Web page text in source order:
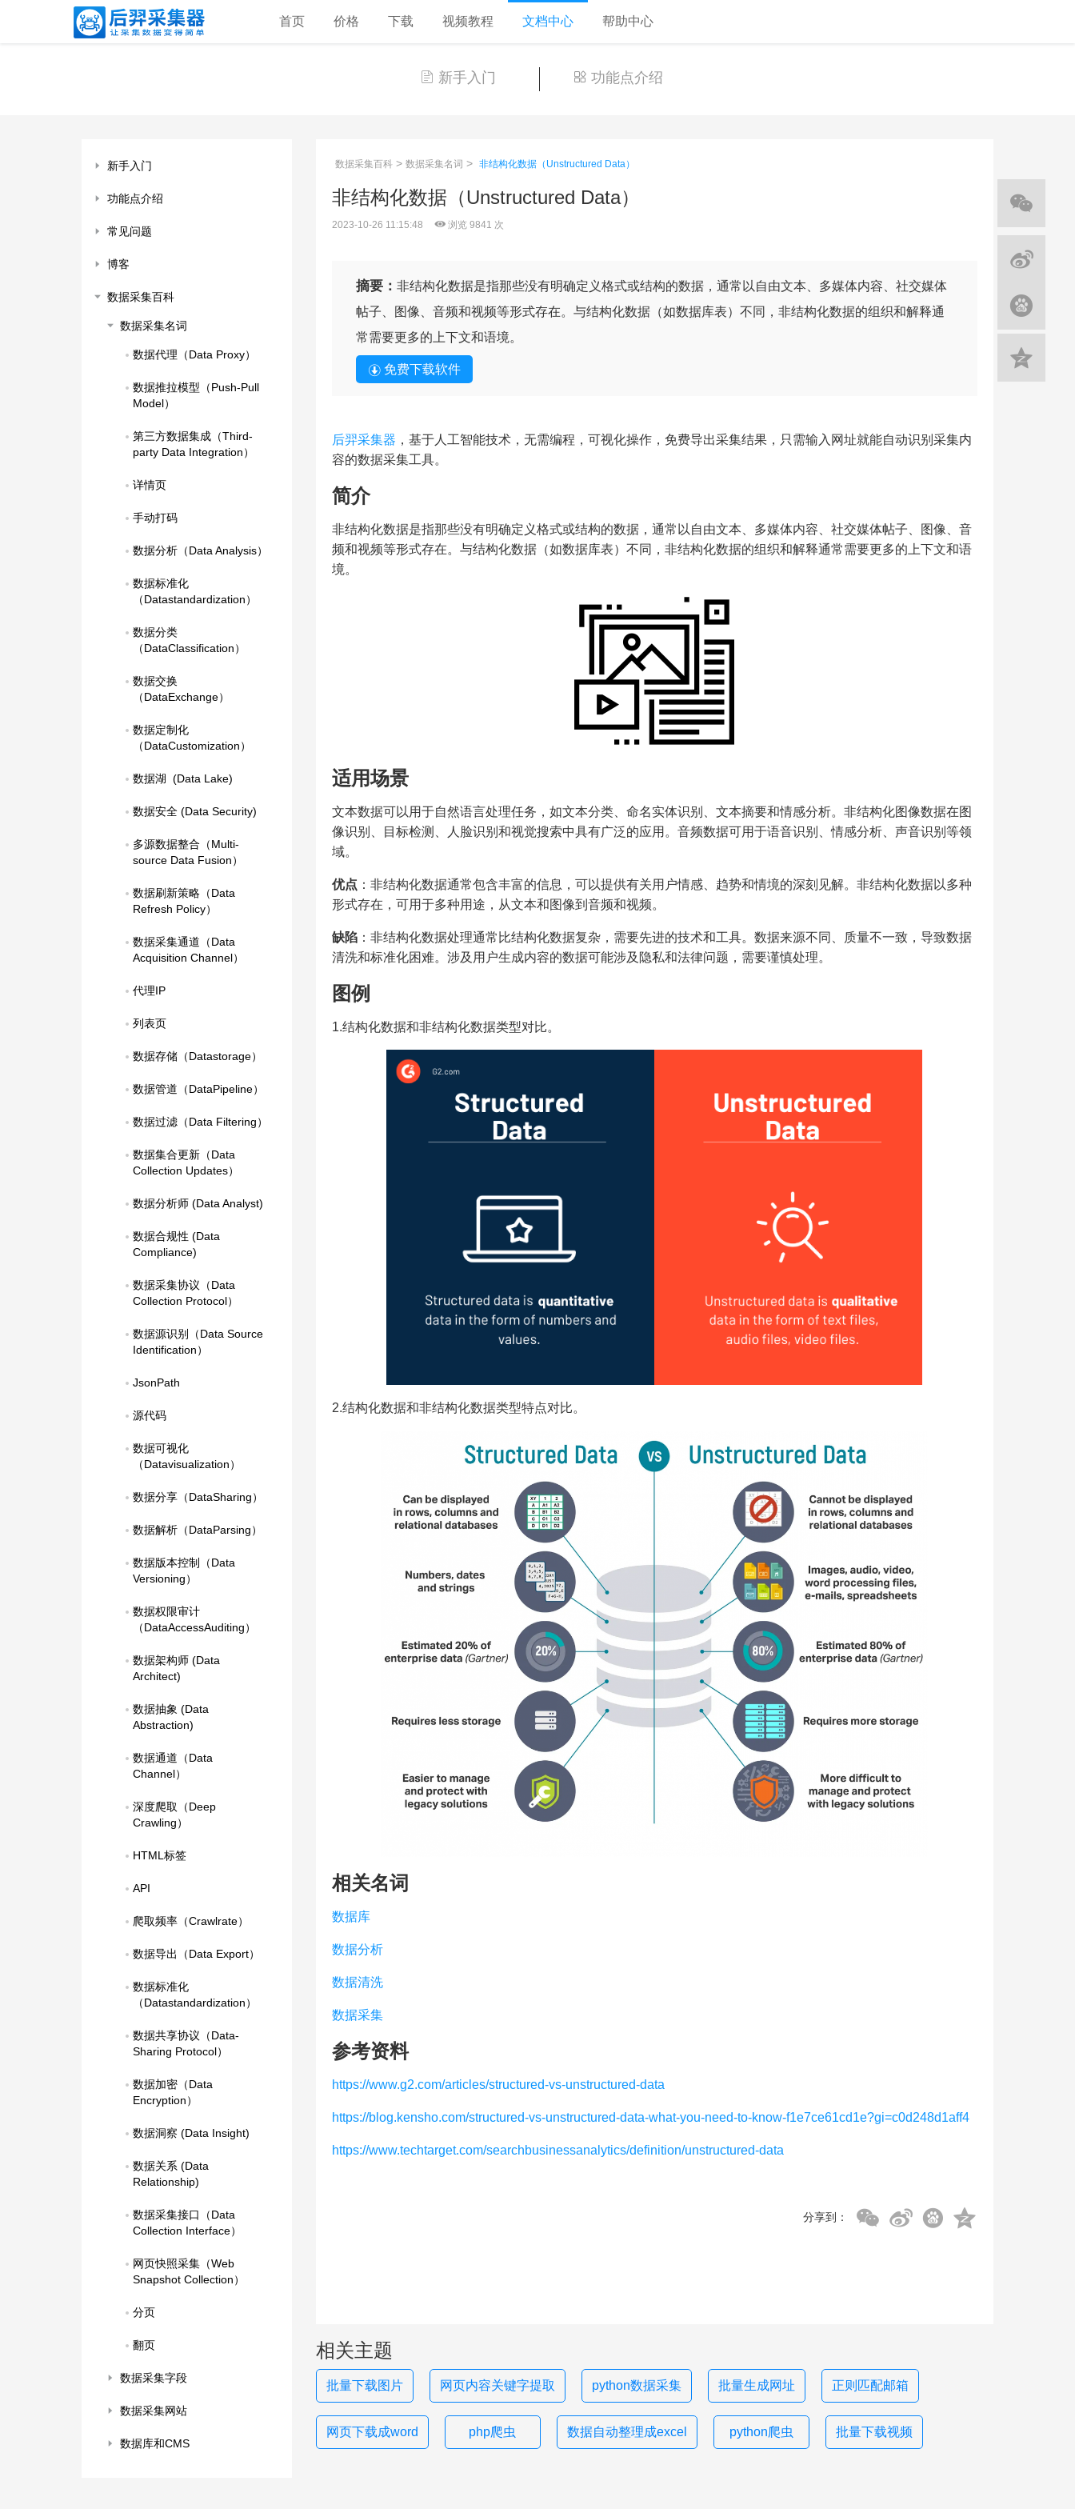
首页 价格 下载 视频教程 文档中心 帮助中心
新手入门 功能点介绍
新手入门
功能点介绍
常见问题
博客
数据采集百科
数据采集名词
数据代理（Data Proxy）
数据推拉模型（Push-Pull
Model）
第三方数据集成（Third-
party Data Integration）
详情页
手动打码
数据分析（Data Analysis）
数据标准化
（Datastandardization）
数据分类
（DataClassification）
数据交换
（DataExchange）
数据定制化
（DataCustomization）
数据湖  (Data Lake)
数据安全 (Data Security)
多源数据整合（Multi-
source Data Fusion）
数据刷新策略（Data
Refresh Policy）
数据采集通道（Data
Acquisition Channel）
代理IP
列表页
数据存储（Datastorage）
数据管道（DataPipeline）
数据过滤（Data Filtering）
数据集合更新（Data
Collection Updates）
数据分析师 (Data Analyst)
数据合规性 (Data
Compliance)
数据采集协议（Data
Collection Protocol）
数据源识别（Data Source
Identification）
JsonPath
源代码
数据可视化
（Datavisualization）
数据分享（DataSharing）
数据解析（DataParsing）
数据版本控制（Data
Versioning）
数据权限审计
（DataAccessAuditing）
数据架构师 (Data
Architect)
数据抽象 (Data
Abstraction)
数据通道（Data
Channel）
深度爬取（Deep
Crawling）
HTML标签
API
爬取频率（Crawlrate）
数据导出（Data Export）
数据标准化
（Datastandardization）
数据共享协议（Data-
Sharing Protocol）
数据加密（Data
Encryption）
数据洞察 (Data Insight)
数据关系 (Data
Relationship)
数据采集接口（Data
Collection Interface）
网页快照采集（Web
Snapshot Collection）
分页
翻页
数据采集字段
数据采集网站
数据库和CMS
数据采集百科 > 数据采集名词 > 非结构化数据（Unstructured Data）
非结构化数据（Unstructured Data）
2023-10-26 11:15:48 浏览 9841 次
摘要： 非结构化数据是指那些没有明确定义格式或结构的数据，通常以自由文本、多媒体内容、社交媒体
帖子、图像、音频和视频等形式存在。与结构化数据（如数据库表）不同，非结构化数据的组织和解释通
常需要更多的上下文和语境。
免费下载软件
后羿采集器 ，基于人工智能技术，无需编程，可视化操作，免费导出采集结果，只需输入网址就能自动识别采集内
容的数据采集工具。
简介
非结构化数据是指那些没有明确定义格式或结构的数据，通常以自由文本、多媒体内容、社交媒体帖子、图像、音
频和视频等形式存在。与结构化数据（如数据库表）不同，非结构化数据的组织和解释通常需要更多的上下文和语
境。
适用场景
文本数据可以用于自然语言处理任务，如文本分类、命名实体识别、文本摘要和情感分析。非结构化图像数据在图
像识别、目标检测、人脸识别和视觉搜索中具有广泛的应用。音频数据可用于语音识别、情感分析、声音识别等领
域。
优点 ：非结构化数据通常包含丰富的信息，可以提供有关用户情感、趋势和情境的深刻见解。非结构化数据以多种
形式存在，可用于多种用途，从文本和图像到音频和视频。
缺陷：非结构化数据处理通常比结构化数据复杂，需要先进的技术和工具。数据来源不同、质量不一致，导致数据
清洗和标准化困难。涉及用户生成内容的数据可能涉及隐私和法律问题，需要谨慎处理。
图例
1.结构化数据和非结构化数据类型对比。
2.结构化数据和非结构化数据类型特点对比。
相关名词
数据库
数据分析
数据清洗
数据采集
参考资料
https://www.g2.com/articles/structured-vs-unstructured-data
https://blog.kensho.com/structured-vs-unstructured-data-what-you-need-to-know-f1e7ce61cd1e?gi=c0d248d1aff4
https://www.techtarget.com/searchbusinessanalytics/definition/unstructured-data
分享到：
相关主题
批量下载图片 网页内容关键字提取 python数据采集 批量生成网址 正则匹配邮箱
网页下载成word php爬虫 数据自动整理成excel python爬虫 批量下载视频